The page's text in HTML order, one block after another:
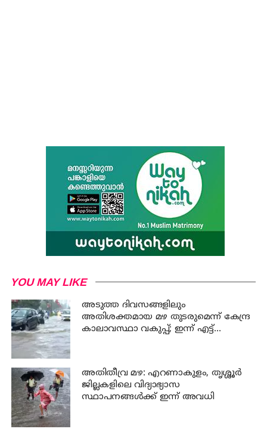
YOU MAY LIKE
അടുത്ത ദിവസങ്ങളിലും
അതിശക്തമായ മഴ തുടരുമെന്ന് കേന്ദ്ര
കാലാവസ്ഥാ വകുപ്പ്; ഇന്ന് എട്ട്
അതിതീവ്ര മഴ: എറണാകുളം, തൃശ്ശൂർ
ജില്ലകളിലെ വിദ്യാഭ്യാസ
സ്ഥാപനങ്ങൾക്ക് ഇന്ന് അവധി